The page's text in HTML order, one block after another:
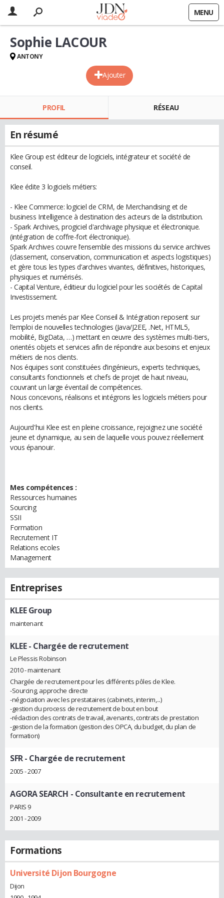
MENU
Ajouter
Sophie LACOUR
ANTONY
PROFIL RÉSEAU
En résumé
Klee Group est éditeur de logiciels, intégrateur et société de
conseil.
Klee édite 3 logiciels métiers:
- Klee Commerce: logiciel de CRM, de Merchandising et de
business Intelligence à destination des acteurs de la distribution.
- Spark Archives, progiciel d'archivage physique et électronique.
(intégration de coffre-fort électronique).
Spark Archives couvre l’ensemble des missions du service archives
(classement, conservation, communication et aspects logistiques)
et gère tous les types d’archives vivantes, définitives, historiques,
physiques et numérisés.
- Capital Venture, éditieur du logiciel pour les sociétés de Capital
Investissement.
Les projets menés par Klee Conseil & Intégration reposent sur
l’emploi de nouvelles technologies (Java/J2EE, .Net, HTML5,
mobilité, BigData, …) mettant en œuvre des systèmes multi-tiers,
orientés objets et services afin de répondre aux besoins et enjeux
métiers de nos clients.
Nos équipes sont constituées d’ingénieurs, experts techniques,
consultants fonctionnels et chefs de projet de haut niveau,
couvrant un large éventail de compétences.
Nous concevons, réalisons et intégrons les logiciels métiers pour
nos clients.
Aujourd'hui Klee est en pleine croissance, rejoignez une société
jeune et dynamique, au sein de laquelle vous pouvez réellement
vous épanouir.
Mes compétences :
Ressources humaines
Sourcing
SSII
Formation
Recrutement IT
Relations ecoles
Management
Entreprises
KLEE Group
maintenant
KLEE- Chargée de recrutement
Le Plessis Robinson
2010 - maintenant
Chargée de recrutement pour les différents pôles de Klee.
-Sourcing, approche directe
-négociation avec les prestataires (cabinets, interim,...)
-gestion du process de recrutement de bout en bout
-rédaction des contrats de travail, avenants, contrats de prestation
-gestion de la formation (gestion des OPCA, du budget, du plan de
formation)
SFR- Chargée de recrutement
2005 - 2007
AGORA SEARCH - Consultante en recrutement
PARIS 9
2001 - 2009
Formations
Université Dijon Bourgogne
Dijon